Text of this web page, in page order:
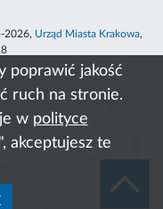
poprawić jakość
ruch na stronie.
w polityce
akceptujesz te
2026, Urząd Miasta Krakowa,